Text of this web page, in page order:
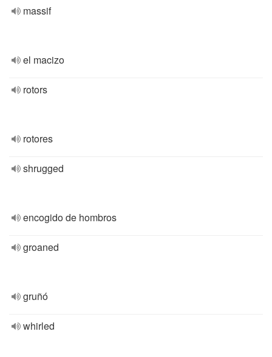
massif
el macizo
rotors
rotores
shrugged
encogido de hombros
groaned
gruñó
whirled